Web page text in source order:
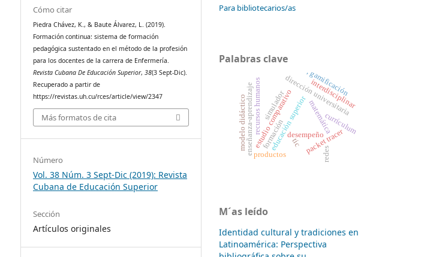
Cómo citar
Piedra Chávez, K., & Baute Álvarez, L. (2019).
Formación continua: sistema de formación
pedagógica sustentado en el método de la profesión
para los docentes de la carrera de Enfermería.
Revista Cubana De Educación Superior,38(3 Sept-Dic).
Recuperado a partir de
https://revistas.uh.cu/rces/article/view/2347
Más formatos de cita
Número
Vol. 38 Núm. 3 Sept-Dic (2019): Revista
Cubana de Educación Superior
Sección
Artículos originales
Para bibliotecarios/as
Palabras clave
desempeño
educación superior
formación
dirección universitaria
estudio comparativo
recursos humanos simulador
packet tracer
redes
tic
enseñanza-aprendizaje matemática
modelo didáctico
interdisciplinar
productos
currículum
, gamificación
M´as leído
Identidad cultural y tradiciones en
Latinoamérica: Perspectiva